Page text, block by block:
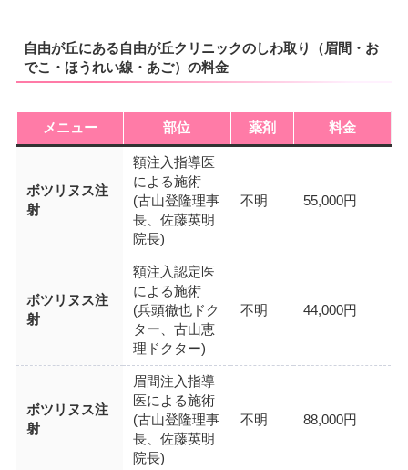
自由が丘にある自由が丘クリニックのしわ取り（眉間・お
でこ・ほうれい線・あご）の料金
メニュー 部位 薬剤 料金
ボツリヌス注
射
額注入指導医
による施術
(古山登隆理事
長、佐藤英明
院長)
不明 55,000円
ボツリヌス注
射
額注入認定医
による施術
(兵頭徹也ドク
ター、古山恵
理ドクター)
不明 44,000円
ボツリヌス注
射
眉間注入指導
医による施術
(古山登隆理事
長、佐藤英明
院長)
不明 88,000円